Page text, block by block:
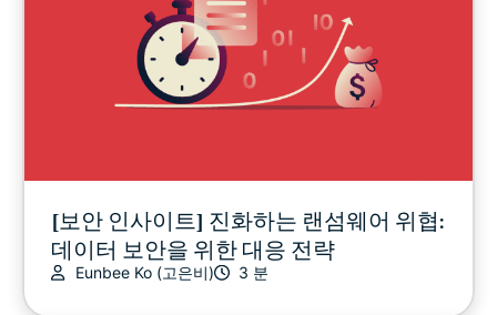
[보안 인사이트] 진화하는 랜섬웨어 위협:
데이터 보안을 위한 대응 전략
Eunbee Ko (고은비) 3 분